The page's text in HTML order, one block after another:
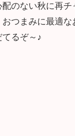
のない秋に再
つまみに最適な
るぞ～♪